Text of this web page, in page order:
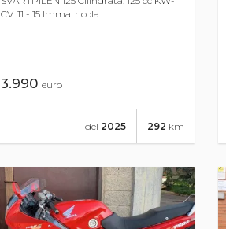
CV: 11 - 15 Immatricola...
3.990 euro
292 km
del 2025